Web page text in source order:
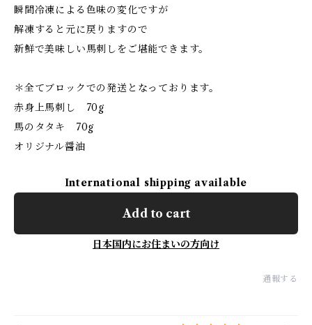
瞬間冷凍による色味の変化ですが
解凍すると元に戻りますので
新鮮で美味しい馬刺しをご堪能できます。
＊全てブロックでの発送となっております。
赤身上馬刺し 70g
馬のタタキ 70g
オリジナル醤油
International shipping available
Add to cart
日本国内にお住まいの方向け
通報する